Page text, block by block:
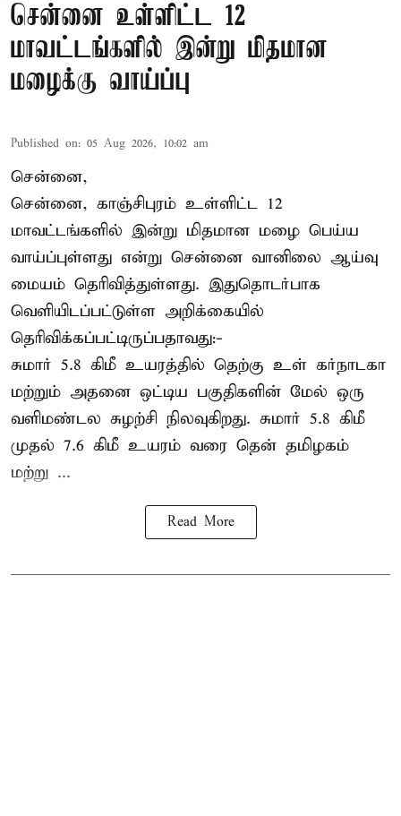
சென்னை உள்ளிட்ட 12
மாவட்டங்களில் இன்று மிதமான
மழைக்கு வாய்ப்பு
Published on: 05 Aug 2026, 10:02 am
சென்னை,
சென்னை, காஞ்சிபுரம் உள்ளிட்ட 12
மாவட்டங்களில் இன்று மிதமான மழை பெய்ய
வாய்ப்புள்ளது என்று சென்னை வானிலை ஆய்வு
மையம் தெரிவித்துள்ளது. இதுதொடர்பாக
வெளியிடப்பட்டுள்ள அறிக்கையில்
தெரிவிக்கப்பட்டிருப்பதாவது:-
சுமார் 5.8 கிமீ உயரத்தில் தெற்கு உள் கர்நாடகா
மற்றும் அதனை ஒட்டிய பகுதிகளின் மேல் ஒரு
வளிமண்டல சுழற்சி நிலவுகிறது. சுமார் 5.8 கிமீ
முதல் 7.6 கிமீ உயரம் வரை தென் தமிழகம்
மற்று ...
Read More